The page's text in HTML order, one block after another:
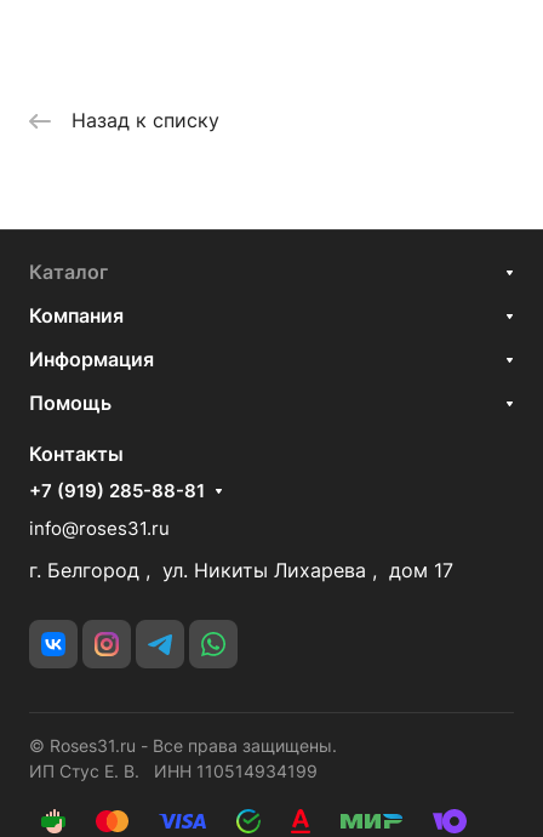
Назад к списку
Каталог
Компания
Информация
Помощь
Контакты
+7 (919) 285-88-81
info@roses31.ru
г. Белгород , ул. Никиты Лихарева , дом 17
© Roses31.ru - Все права защищены.
ИП Стус Е. В. ИНН 110514934199